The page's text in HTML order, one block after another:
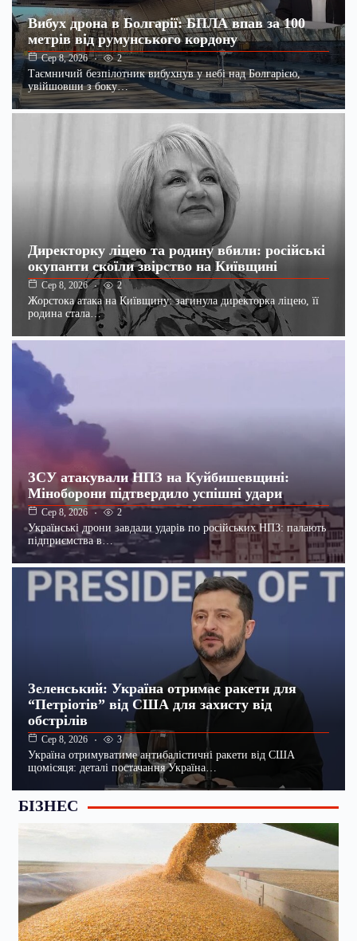
Вибух дрона в Болгарії: БПЛА впав за 100
метрів від румунського кордону
Сер 8, 2026 2
Таємничий безпілотник вибухнув у небі над Болгарією,
увійшовши з боку…
Директорку ліцею та родину вбили: російські
окупанти скоїли звірство на Київщині
Сер 8, 2026 2
Жорстока атака на Київщину: загинула директорка ліцею, її
родина стала…
ЗСУ атакували НПЗ на Куйбишевщині:
Міноборони підтвердило успішні удари
Сер 8, 2026 2
Українські дрони завдали ударів по російських НПЗ: палають
підприємства в…
Зеленський: Україна отримає ракети для
“Петріотів” від США для захисту від
обстрілів
Сер 8, 2026 3
Україна отримуватиме антибалістичні ракети від США
щомісяця: деталі постачання Україна…
БІЗНЕС